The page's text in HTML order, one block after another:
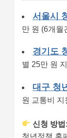
서울시
만 원 (6개월
경기도
별 25만 원
대구 청
원 교통비 지
신청 방법:
청년정책 홈